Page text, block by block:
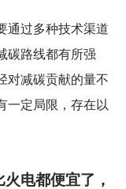
通过多种技术渠道
碳路线都有所强
对减碳贡献的量不
一定局限，存在以
电都便宜了，